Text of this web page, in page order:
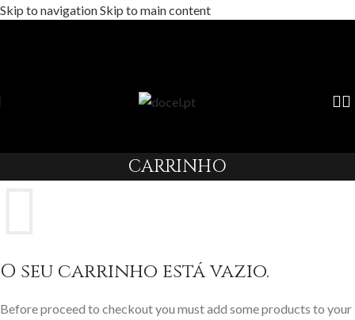
Skip to navigationSkip to main content
CARRINHO
O seu carrinho está vazio.
Before proceed to checkout you must add some products to your